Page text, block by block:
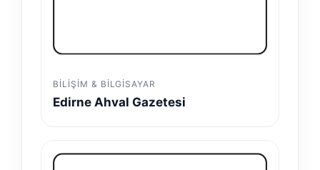
BILIŞIM & BILGISAYAR
Edirne Ahval Gazetesi